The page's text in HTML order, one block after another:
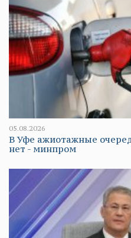
05.08.2026
В Уфе ажиотажные
нет - минпром